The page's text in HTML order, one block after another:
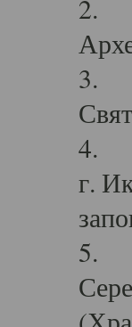
2.
3.
4.
г.
5.